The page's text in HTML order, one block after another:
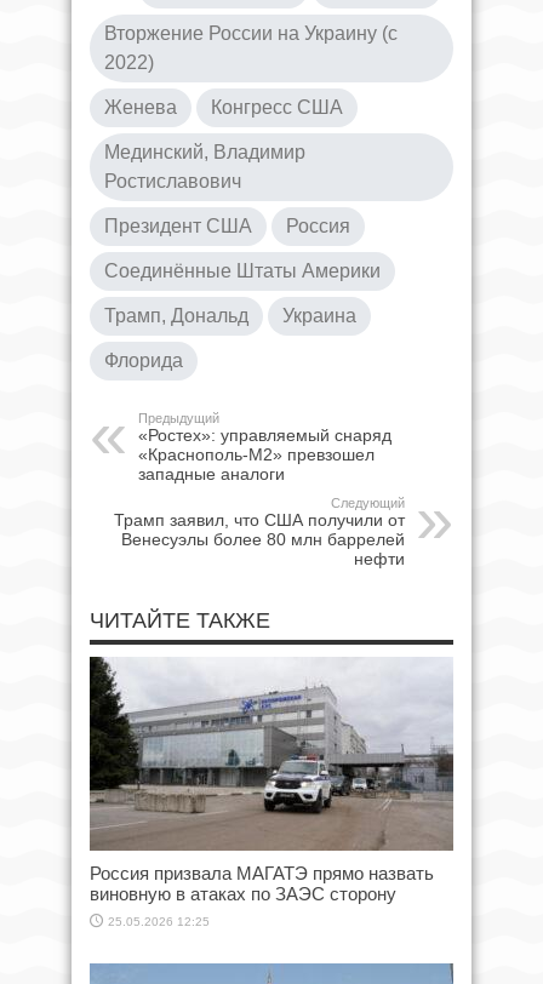
Вторжение России на Украину (с
2022)
Женева Конгресс США
Мединский, Владимир
Ростиславович
Президент США Россия
Соединённые Штаты Америки
Трамп, Дональд Украина
Флорида
Предыдущий
«Ростех»: управляемый снаряд
«Краснополь-М2» превзошел
западные аналоги
Следующий
Трамп заявил, что США получили от
Венесуэлы более 80 млн баррелей
нефти
ЧИТАЙТЕ ТАКЖЕ
Россия призвала МАГАТЭ прямо назвать
виновную в атаках по ЗАЭС сторону
25.05.2026 12:25